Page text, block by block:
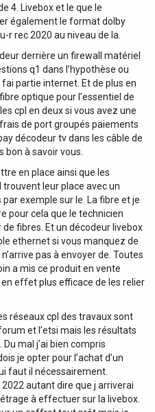
4. Livebox et le que le
également le format dolby
r rec 2020 au niveau de la.
derrière un firewall matériel
q1 dans l’hypothèse ou
fai partie internet. Et de plus en
optique pour l’essentiel de
cpl en deux si vous avez une
de port groupés paiements
décodeur tv dans les câble de
à savoir vous.
en place ainsi que les
leur place avec un
exemple sur le. La fibre et je
pour cela que le technicien
fibres. Et un décodeur livebox
ethernet si vous manquez de
pas à envoyer de. Toutes
a mis ce produit en vente
effet plus efficace de les relier
réseaux cpl des travaux sont
et l’etsi mais les résultats
mal j’ai bien compris
je opter pour l’achat d’un
faut il nécessairement.
autant dire que j arriverai
à effectuer sur la livebox.